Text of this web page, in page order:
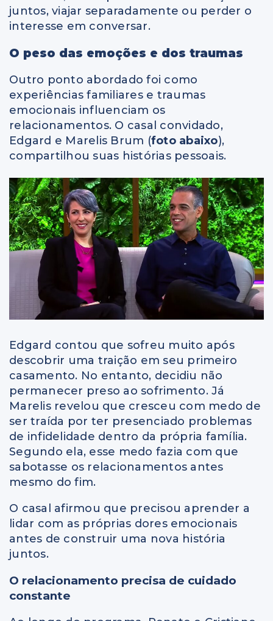
juntos, viajar separadamente ou perder o
interesse em conversar.
O peso das emoções e dos traumas
Outro ponto abordado foi como
experiências familiares e traumas
emocionais influenciam os
relacionamentos. O casal convidado,
Edgard e Marelis Brum (foto abaixo),
compartilhou suas histórias pessoais.
Edgard contou que sofreu muito após
descobrir uma traição em seu primeiro
casamento. No entanto, decidiu não
permanecer preso ao sofrimento. Já
Marelis revelou que cresceu com medo de
ser traída por ter presenciado problemas
de infidelidade dentro da própria família.
Segundo ela, esse medo fazia com que
sabotasse os relacionamentos antes
mesmo do fim.
O casal afirmou que precisou aprender a
lidar com as próprias dores emocionais
antes de construir uma nova história
juntos.
O relacionamento precisa de cuidado
constante